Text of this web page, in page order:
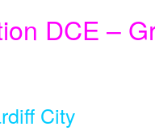
DCE –
City